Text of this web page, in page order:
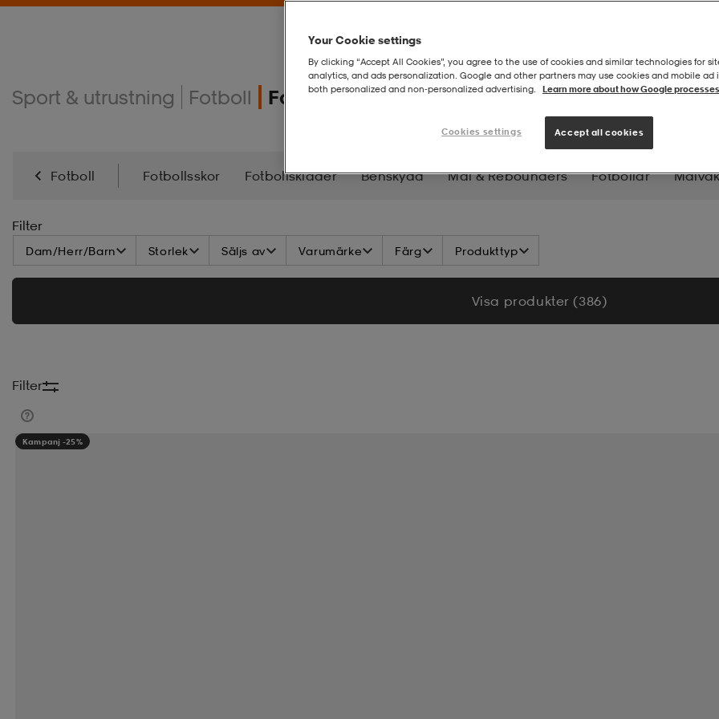
Sport & utrustning Fotboll Fotbollstillbehör
Fotboll Fotbollsskor Fotbollskläder Benskydd Mål & Rebounders Fotbollar
Filter
Dam/Herr/Barn Storlek Säljs av Varumärke Färg Produkttyp
Visa produkter (386)
Filter
Kampanj -25%
Your Cookie settings
By clicking “Accept All Cookies”, you agree to the use of cookies and similar technologies for
analytics, and ads personalization. Google and other partners may use cookies and mobile ad
both personalized and non‑personalized advertising.
Learn more about how Google
Cookies settings Accept all cookies